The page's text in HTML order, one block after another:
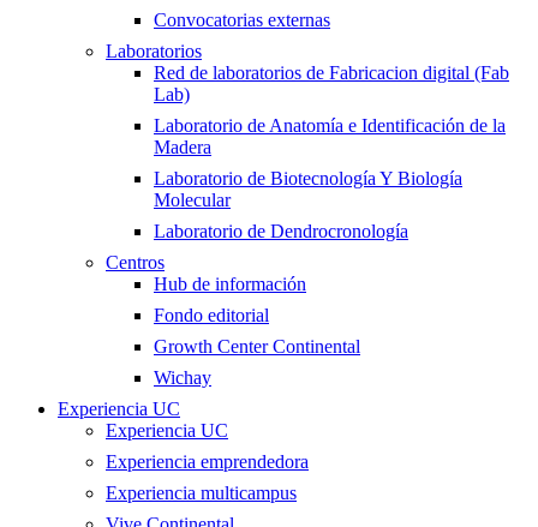
Convocatorias externas
Laboratorios
Red de laboratorios de Fabricacion digital (Fab
Lab)
Laboratorio de Anatomía e Identificación de la
Madera
Laboratorio de Biotecnología Y Biología
Molecular
Laboratorio de Dendrocronología
Centros
Hub de información
Fondo editorial
Growth Center Continental
Wichay
Experiencia UC
Experiencia UC
Experiencia emprendedora
Experiencia multicampus